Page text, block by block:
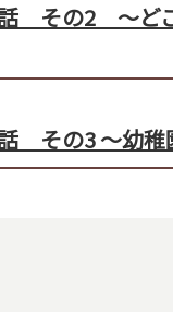
その2 ～ど
その3 ～幼稚